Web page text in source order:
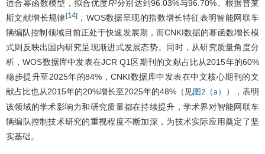
适合幂函数模型，拟合优度R²分别达到96.03%与96.70%。根据普莱
斯文献增长规律[14]，WOS数据呈现的指数增长特征表明智能网联车
辆编队控制领域目前正处于快速发展期，而CNKI数据的幂函数增长模
式则反映出国内研究呈现渐进式发展态势。同时，从研究质量角度分
析，WOS数据库中发表在JCR Q1区期刊的文献占比从2015年的60%
稳步提升至2025年的84%，CNKI数据库中发表在中文核心期刊的文
献占比也从2015年的20%增长至2025年的48%（见图2（a）
），表明
该领域的学术影响力和研究质量都在持续提升，学术界对智能网联车
辆编队控制技术研究的重视程度不断加深，为技术实际应用奠定了坚
实基础。